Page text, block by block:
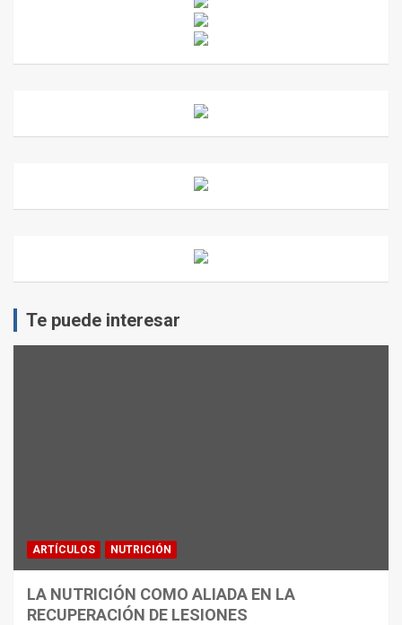
Te puede interesar
ARTÍCULOS NUTRICIÓN
LA NUTRICIÓN COMO ALIADA EN LA
RECUPERACIÓN DE LESIONES